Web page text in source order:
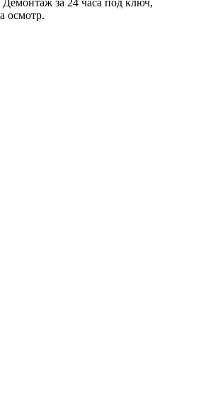
Демонтаж за 24 часа под ключ,
осмотр.